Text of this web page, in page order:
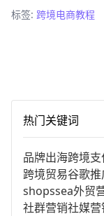
标签: 跨境电商教程
热门关键词
品牌出海跨境
跨境贸易谷歌推
shopssea外贸
社群营销社媒营